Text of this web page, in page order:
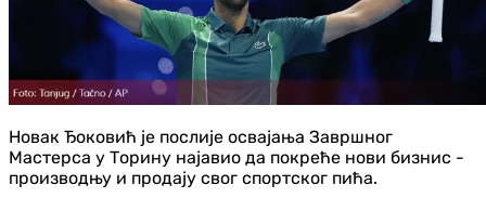
Новак Ђоковић је послије освајања Завршног
Мастерса у Торину најавио да покреће нови бизнис -
производњу и продају свог спортског пића.